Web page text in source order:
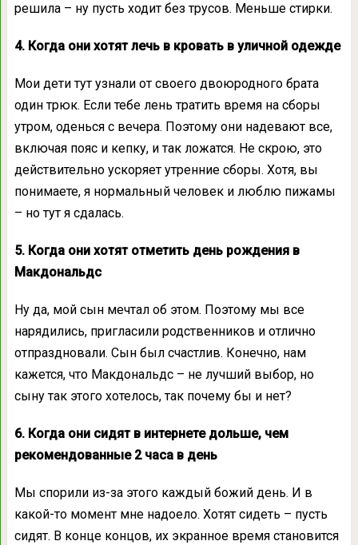
решила – ну пусть ходит без трусов. Меньше стирки.
4. Когда они хотят лечь в кровать в уличной одежде
Мои дети тут узнали от своего двоюродного брата
один трюк. Если тебе лень тратить время на сборы
утром, оденься с вечера. Поэтому они надевают все,
включая пояс и кепку, и так ложатся. Не скрою, это
действительно ускоряет утренние сборы. Хотя, вы
понимаете, я нормальный человек и люблю пижамы
– но тут я сдалась.
5. Когда они хотят отметить день рождения в
Макдональдс
Ну да, мой сын мечтал об этом. Поэтому мы все
нарядились, пригласили родственников и отлично
отпраздновали. Сын был счастлив. Конечно, нам
кажется, что Макдональдс – не лучший выбор, но
сыну так этого хотелось, так почему бы и нет?
6. Когда они сидят в интернете дольше, чем
рекомендованные 2 часа в день
Мы спорили из-за этого каждый божий день. И в
какой-то момент мне надоело. Хотят сидеть – пусть
сидят. В конце концов, их экранное время становится